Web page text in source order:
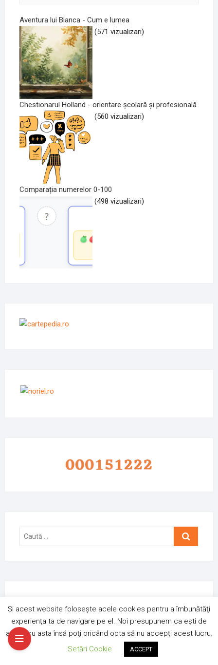
Vrei sa nu mai vezi reclamele ?
Autentifică-te
Aventura lui Bianca - Cum e lumea
(571 vizualizari)
Chestionarul Holland - orientare școlară și profesională
(560 vizualizari)
Comparația numerelor 0-100
(498 vizualizari)
Caută
Și acest website folosește acele cookies pentru a îmbunătăţi
experienţa ta de navigare pe el. Noi presupunem ca eşti de
acord cu asta însă poţi oricând opta să nu accepţi acest lucru.
Setări Cookie
ACCEPT